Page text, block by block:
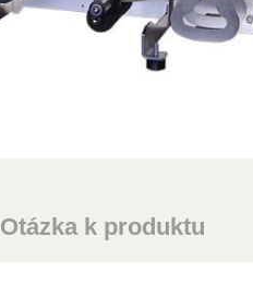
Otázka k produktu